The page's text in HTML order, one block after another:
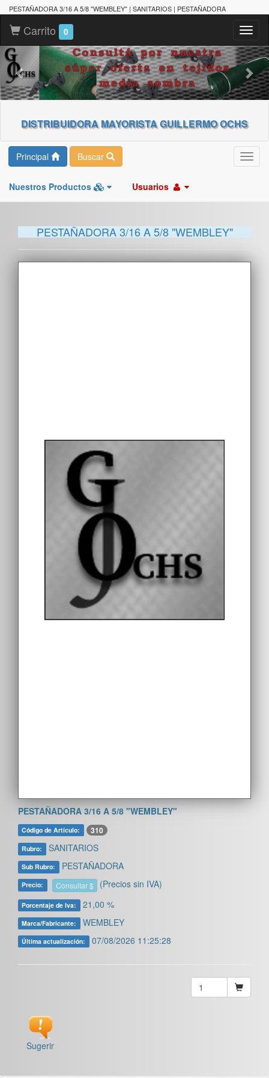
PESTAÑADORA 3/16 A 5/8 "WEMBLEY" | SANITARIOS | PESTAÑADORA
Carrito 0
DISTRIBUIDORA MAYORISTA GUILLERMO OCHS
Principal Buscar
Nuestros Productos Usuarios
PESTAÑADORA 3/16 A 5/8 "WEMBLEY"
PESTAÑADORA 3/16 A 5/8 "WEMBLEY"
Código de Artículo: 310
Rubro: SANITARIOS
Sub Rubro: PESTAÑADORA
Precio: Consultar $ (Precios sin IVA)
Porcentaje de Iva: 21,00 %
Marca/Fabricante: WEMBLEY
Última actualización: 07/08/2026 11:25:28
Sugerir